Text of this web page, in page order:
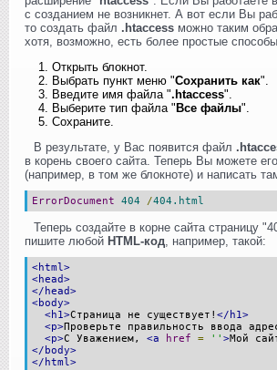
с созданием не возникнет. А вот если Вы
то создать файл .htaccess можно таким
хотя, возможно, есть более простые
Открыть блокнот.
Выбрать пункт меню "Сохранить как".
Введите имя файла ".htaccess".
Выберите тип файла " Все файлы".
Сохраните.
В результате, у Вас появится файл
в корень своего сайта. Теперь Вы можете
(например, в том же блокноте) и написать
ErrorDocument 404 /404.html
Теперь создайте в корне сайта страницу
пишите любой HTML-код, например, такой:
<html>
<head>
</head>
<body>
<h1>Страница не существует! </h1>
<p>Проверьте правильность ввода
<p>С Уважением, <a href = '' >Мой
</body>
</html>